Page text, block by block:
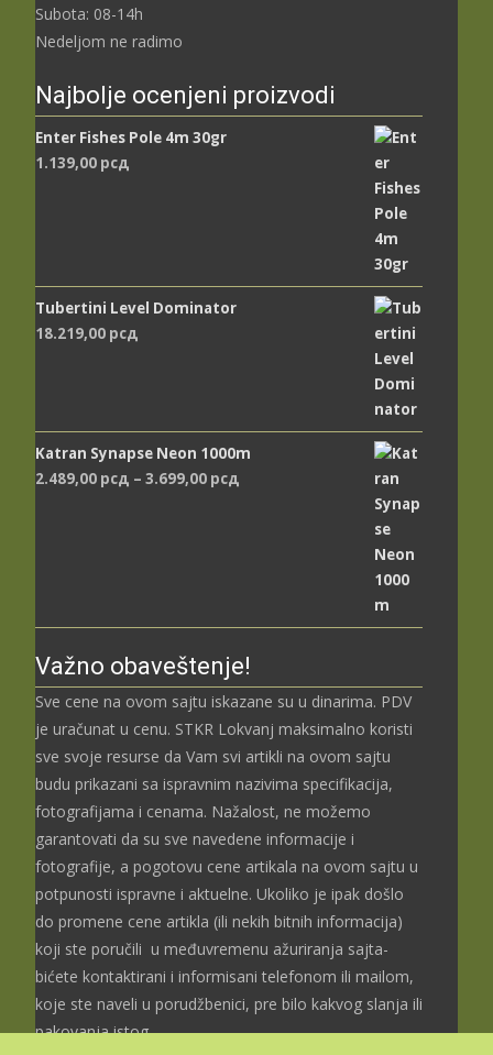
Subota: 08-14h
Nedeljom ne radimo
Najbolje ocenjeni proizvodi
Enter Fishes Pole 4m 30gr
1.139,00 рсд
Tubertini Level Dominator
18.219,00 рсд
Katran Synapse Neon 1000m
2.489,00 рсд – 3.699,00 рсд
Važno obaveštenje!
Sve cene na ovom sajtu iskazane su u dinarima. PDV
je uračunat u cenu. STKR Lokvanj maksimalno koristi
sve svoje resurse da Vam svi artikli na ovom sajtu
budu prikazani sa ispravnim nazivima specifikacija,
fotografijama i cenama. Nažalost, ne možemo
garantovati da su sve navedene informacije i
fotografije, a pogotovu cene artikala na ovom sajtu u
potpunosti ispravne i aktuelne. Ukoliko je ipak došlo
do promene cene artikla (ili nekih bitnih informacija)
koji ste poručili u međuvremenu ažuriranja sajta-
bićete kontaktirani i informisani telefonom ili mailom,
koje ste naveli u porudžbenici, pre bilo kakvog slanja ili
pakovanja istog.